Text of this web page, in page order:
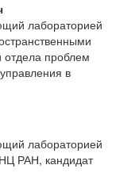
лабораторией
отдела проблем
в
лабораторией
РАН, кандидат